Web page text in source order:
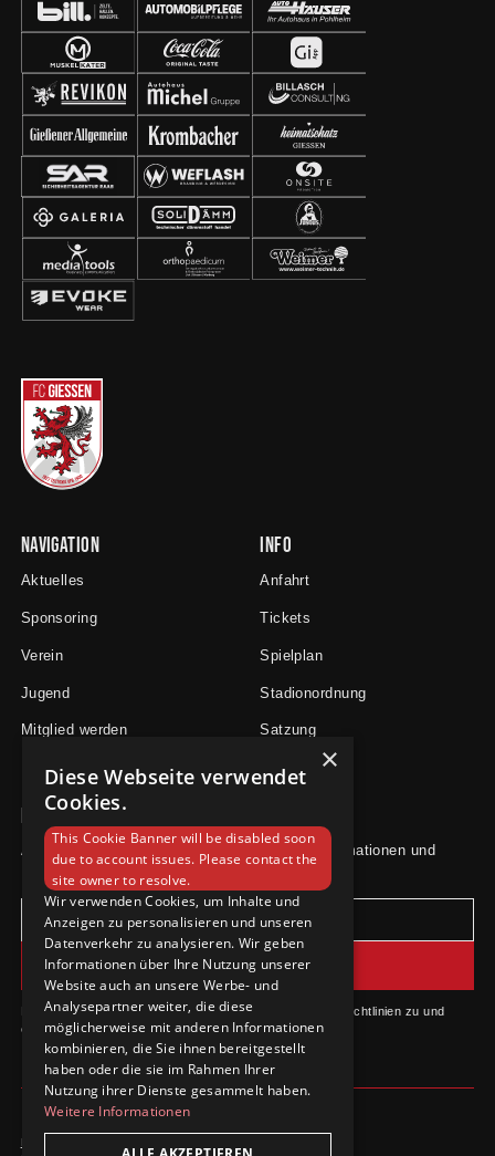
#waldstadion #renovierung #fcgiessen #fussball
#aufgehtsgiessen #fußballzuhause #giessen #fcg
Navigation
Aktuelles
Sponsoring
Verein
Jugend
Mitglied werden
Info
Anfahrt
Tickets
Spielplan
Stadionordnung
Satzung
Newsletter
Abonniere unseren Newsletter für aktuelle Informationen und
Neuigkeiten.
Durch das Abonnieren stimmst du unseren Datenschutzrichtlinien zu und
erhältst Updates.
Datenschutzrichtlinie
×
Diese Webseite verwendet
Cookies.
This Cookie Banner will be disabled soon
due to account issues. Please contact the
site owner to resolve.
Wir verwenden Cookies, um Inhalte und
Anzeigen zu personalisieren und unseren
Datenverkehr zu analysieren. Wir geben
Informationen über Ihre Nutzung unserer
Website auch an unsere Werbe- und
Analysepartner weiter, die diese
möglicherweise mit anderen Informationen
kombinieren, die Sie ihnen bereitgestellt
haben oder die sie im Rahmen Ihrer
Nutzung ihrer Dienste gesammelt haben.
Weitere Informationen